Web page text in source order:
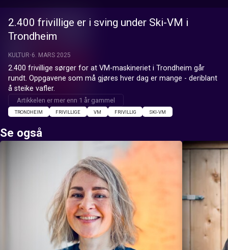
2.400 frivillige er i sving under Ski-VM i
Trondheim
KULTUR 6. MARS 2025
2.400 frivillige sørger for at VM-maskineriet i Trondheim går
rundt. Oppgavene som må gjøres hver dag er mange - deriblant
å steike vafler.
Artikkelen er mer enn 1 år gammel
TRONDHEIM FRIVILLIGE VM FRIVILLIG SKI-VM
Se også